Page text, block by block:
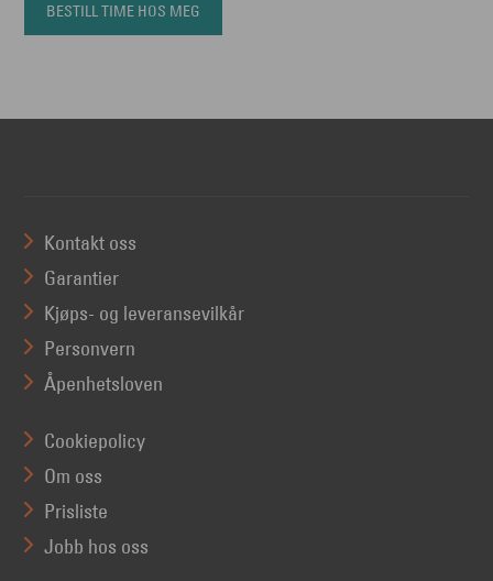
BESTILL TIME HOS MEG
Kontakt oss
Garantier
Kjøps- og leveransevilkår
Personvern
Åpenhetsloven
Cookiepolicy
Om oss
Prisliste
Jobb hos oss